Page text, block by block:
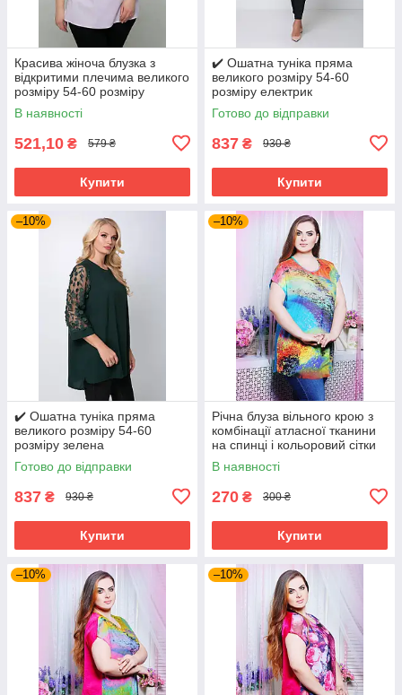
Красива жіноча блузка з
відкритими плечима великого
розміру 54-60 розміру
бузкова
В наявності
521,10 ₴ 579 ₴
Купити
✔️ Ошатна туніка пряма
великого розміру 54-60
розміру електрик
Готово до відправки
837 ₴ 930 ₴
Купити
–10%
✔️ Ошатна туніка пряма
великого розміру 54-60
розміру зелена
Готово до відправки
837 ₴ 930 ₴
Купити
–10%
Річна блуза вільного крою з
комбінації атласної тканини
на спинці і кольоровий сітки
великого розміру 52-62
В наявності
270 ₴ 300 ₴
Купити
–10% –10%